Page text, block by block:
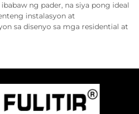
ng pader, na siya pong ideal
instalasyon at
sa disenyo sa mga residential at